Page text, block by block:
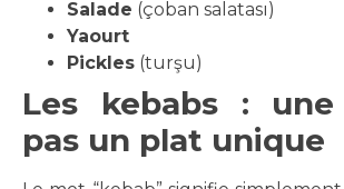
Salade (çoban salatası)
Yaourt
Pickles (turşu)
Les kebabs :
pas un plat unique